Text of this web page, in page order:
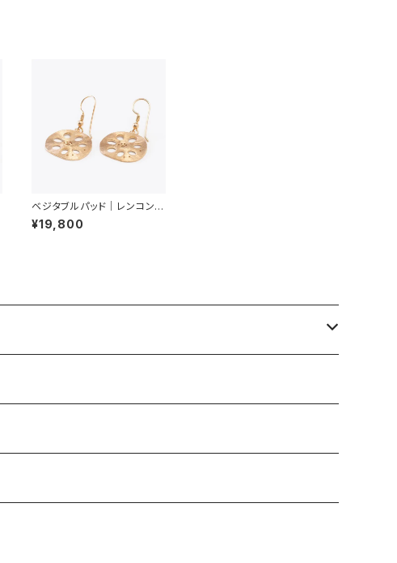
ベジタブルパッド｜レンコン｜
ピアス
¥19,800